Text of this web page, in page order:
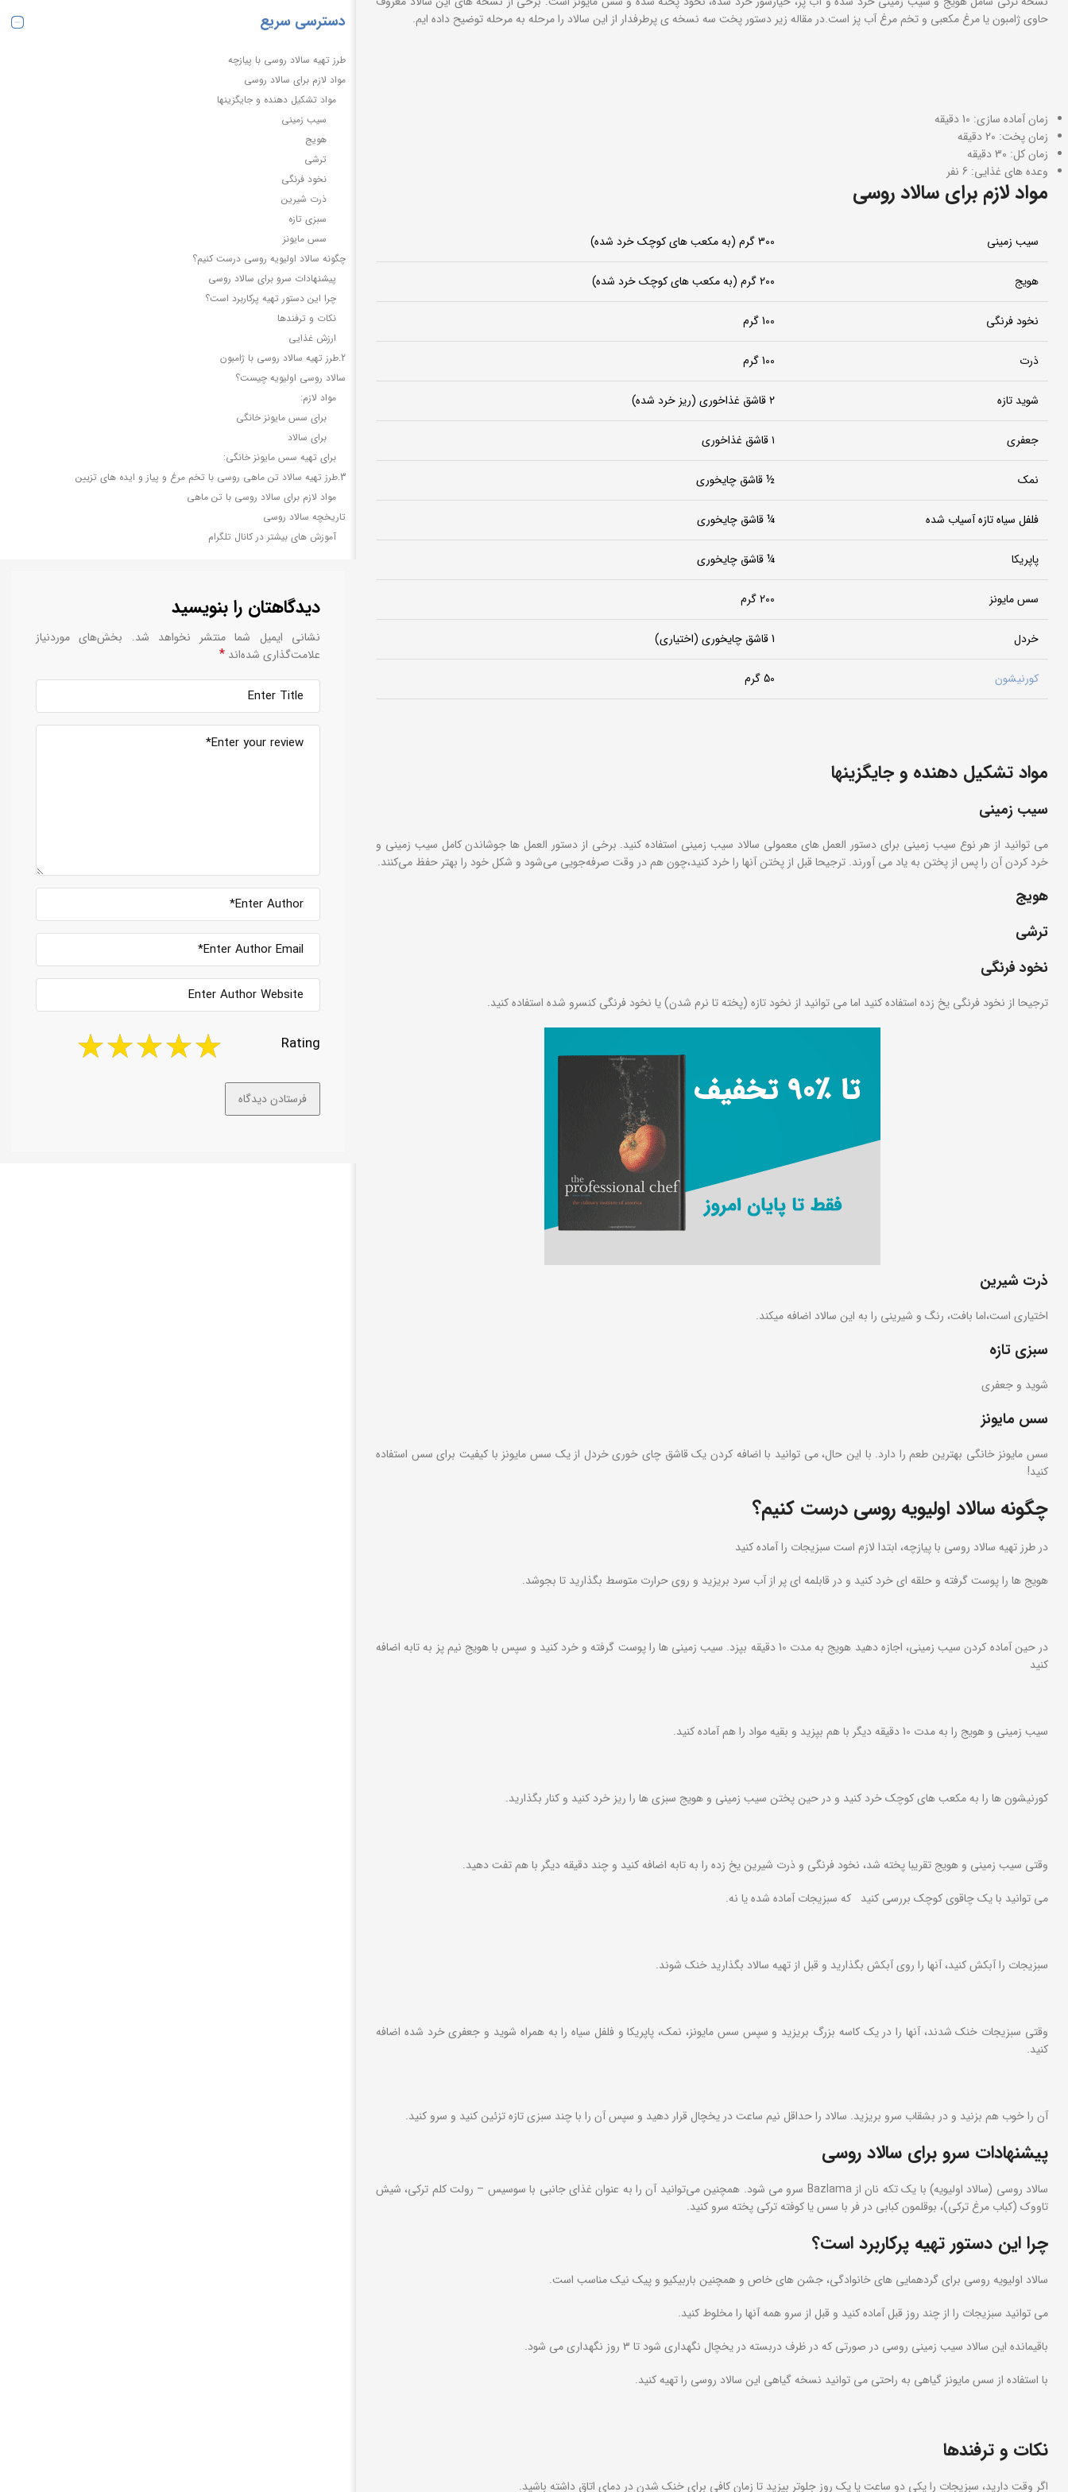
حاوی ژامبون یا مرغ مکعبی و تخم مرغ آب پز است.در مقاله زیر دستور پخت سه نسخه ی پرطرفدار از این سالاد را مرحله به مرحله توضیح داده ایم.
زمان آماده سازی: 10 دقیقه
زمان پخت: 20 دقیقه
زمان کل: 30 دقیقه
وعده های غذایی: 6 نفر
مواد لازم برای سالاد روسی
سیب زمینی 300 گرم (به مکعب های کوچک خرد شده)
هویج ۲۰۰ گرم (به مکعب های کوچک خرد شده)
نخود فرنگی 100 گرم
ذرت 100 گرم
شوید تازه ۲ قاشق غذاخوری (ریز خرد شده)
جعفری ۱ قاشق غذاخوری
نمک ½ قاشق چایخوری
فلفل سیاه تازه آسیاب شده ¼ قاشق چایخوری
پاپریکا ¼ قاشق چایخوری
سس مایونز 200 گرم
خردل 1 قاشق چایخوری (اختیاری)
کورنیشون 50 گرم
مواد تشکیل دهنده و جایگزینها
سیب زمینی
می توانید از هر نوع سیب زمینی برای دستور العمل های معمولی سالاد سیب زمینی استفاده کنید. برخی از دستور العمل ها جوشاندن کامل سیب زمینی و
خرد کردن آن را پس از پختن به یاد می آورند. ترجیحا قبل از پختن آنها را خرد کنید،چون هم در وقت صرفه‌جویی می‌شود و شکل خود را بهتر حفظ می‌کنند.
هویج
ترشی
نخود فرنگی
ترجیحا از نخود فرنگی یخ زده استفاده کنید اما می توانید از نخود تازه (پخته تا نرم شدن) یا نخود فرنگی کنسرو شده استفاده کنید.
ذرت شیرین
اختیاری است،اما بافت، رنگ و شیرینی را به این سالاد اضافه میکند.
سبزی تازه
شوید و جعفری
سس مایونز
سس مایونز خانگی بهترین طعم را دارد. با این حال، می توانید با اضافه کردن یک قاشق چای خوری خردل از یک سس مایونز با کیفیت برای سس استفاده
کنید!
چگونه سالاد اولیویه روسی درست کنیم؟
در طرز تهیه سالاد روسی با پیازچه، ابتدا لازم است سبزیجات را آماده کنید
هویج ها را پوست گرفته و حلقه ای خرد کنید و در قابلمه ای پر از آب سرد بریزید و روی حرارت متوسط بگذارید تا بجوشد.
در حین آماده کردن سیب زمینی، اجازه دهید هویج به مدت 10 دقیقه بپزد. سیب زمینی ها را پوست گرفته و خرد کنید و سپس با هویج نیم پز به تابه اضافه
کنید
سیب زمینی و هویج را به مدت 10 دقیقه دیگر با هم بپزید و بقیه مواد را هم آماده کنید.
کورنیشون ها را به مکعب های کوچک خرد کنید و در حین پختن سیب زمینی و هویج سبزی ها را ریز خرد کنید و کنار بگذارید.
وقتی سیب زمینی و هویج تقریبا پخته شد، نخود فرنگی و ذرت شیرین یخ زده را به تابه اضافه کنید و چند دقیقه دیگر با هم تفت دهید.
می توانید با یک چاقوی کوچک بررسی کنید که سبزیجات آماده شده یا نه.
سبزیجات را آبکش کنید، آنها را روی آبکش بگذارید و قبل از تهیه سالاد بگذارید خنک شوند.
وقتی سبزیجات خنک شدند، آنها را در یک کاسه بزرگ بریزید و سپس سس مایونز، نمک، پاپریکا و فلفل سیاه را به همراه شوید و جعفری خرد شده اضافه
کنید.
آن را خوب هم بزنید و در بشقاب سرو بریزید. سالاد را حداقل نیم ساعت در یخچال قرار دهید و سپس آن را با چند سبزی تازه تزئین کنید و سرو کنید.
پیشنهادات سرو برای سالاد روسی
سالاد روسی (سالاد اولیویه) با یک تکه نان از Bazlama سرو می شود. همچنین می‌توانید آن را به عنوان غذای جانبی با سوسیس – رولت کلم ترکی، شیش
تاووک (کباب مرغ ترکی)، بوقلمون کبابی در فر با سس یا کوفته ترکی پخته سرو کنید.
چرا این دستور تهیه پرکاربرد است؟
سالاد اولیویه روسی برای گردهمایی های خانوادگی، جشن های خاص و همچنین باربیکیو و پیک نیک مناسب است.
می توانید سبزیجات را از چند روز قبل آماده کنید و قبل از سرو همه آنها را مخلوط کنید.
باقیمانده این سالاد سیب زمینی روسی در صورتی که در ظرف دربسته در یخچال نگهداری شود تا 3 روز نگهداری می شود.
با استفاده از سس مایونز گیاهی به راحتی می توانید نسخه گیاهی این سالاد روسی را تهیه کنید.
نکات و ترفندها
اگر وقت دارید، سبزیجات را یکی دو ساعت یا یک روز جلوتر بپزید تا زمان کافی برای خنک شدن در دمای اتاق داشته باشید.
دسترسی سریع
طرز تهیه سالاد روسی با پیازچه
مواد لازم برای سالاد روسی
مواد تشکیل دهنده و جایگزینها
سیب زمینی
هویج
ترشی
نخود فرنگی
ذرت شیرین
سبزی تازه
سس مایونز
چگونه سالاد اولیویه روسی درست کنیم؟
پیشنهادات سرو برای سالاد روسی
چرا این دستور تهیه پرکاربرد است؟
نکات و ترفندها
ارزش غذایی
2.طرز تهیه سالاد روسی با ژامبون
سالاد روسی اولیویه چیست؟
مواد لازم:
برای سس مایونز خانگی
برای سالاد
برای تهیه سس مایونز خانگی:
3.طرز تهیه سالاد تن ماهی روسی با تخم مرغ و پیاز و ایده های تزیین
مواد لازم برای سالاد روسی با تن ماهی
تاریخچه سالاد روسی
آموزش های بیشتر در کانال تلگرام
دیدگاهتان را بنویسید
نشانی ایمیل شما منتشر نخواهد شد.
بخش‌های موردنیاز
علامت‌گذاری شده‌اند *
Rating